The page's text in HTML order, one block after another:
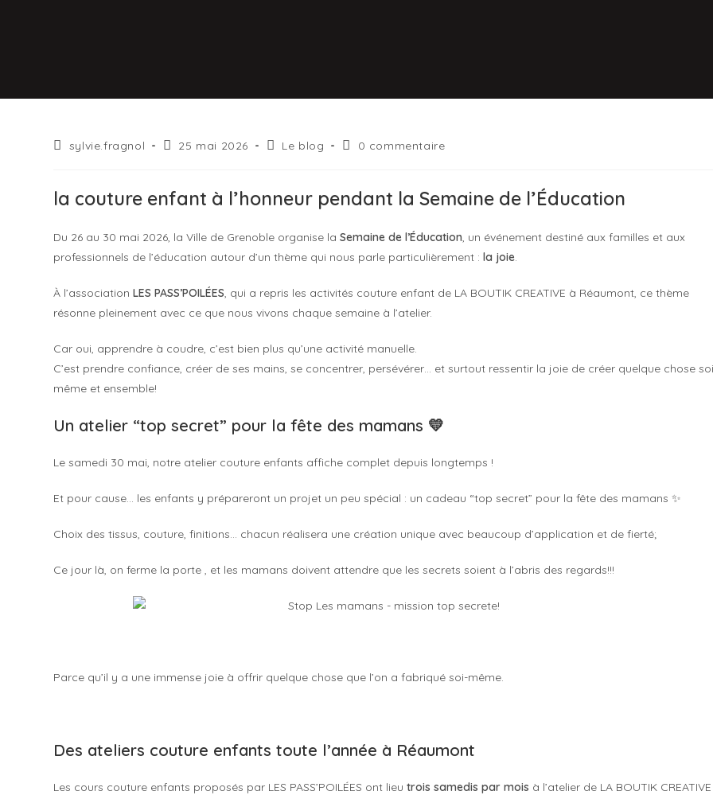
sylvie.fragnol 25 mai 2026 Le blog 0 commentaire
la couture enfant à l’honneur pendant la Semaine de l’Éducation
Du 26 au 30 mai 2026, la Ville de Grenoble organise laSemaine de l’Éducation, un événement destiné aux familles et aux
professionnels de l’éducation autour d’un thème qui nous parle particulièrement :la joie.
À l’associationLES PASS’POILÉES, qui a repris les activités couture enfant de LA BOUTIK CREATIVE à Réaumont, ce thème
résonne pleinement avec ce que nous vivons chaque semaine à l’atelier.
Car oui, apprendre à coudre, c’est bien plus qu’une activité manuelle.
C’est prendre confiance, créer de ses mains, se concentrer, persévérer… et surtout ressentir la joie de créer quelque chose
même et ensemble!
Un atelier “top secret” pour la fête des mamans 💛
Le samedi 30 mai, notre atelier couture enfants affiche complet depuis longtemps !
Et pour cause… les enfants y prépareront un projet un peu spécial : un cadeau “top secret” pour la fête des mamans ✨
Choix des tissus, couture, finitions… chacun réalisera une création unique avec beaucoup d’application et de fierté;
Ce jour là, on ferme la porte , et les mamans doivent attendre que les secrets soient à l’abris des regards!!!
Parce qu’il y a une immense joie à offrir quelque chose que l’on a fabriqué soi-même.
Des ateliers couture enfants toute l’année à Réaumont
Les cours couture enfants proposés par LES PASS’POILÉES ont lieutrois samedis par mois à l’atelier de LA BOUTIK CREATIVE